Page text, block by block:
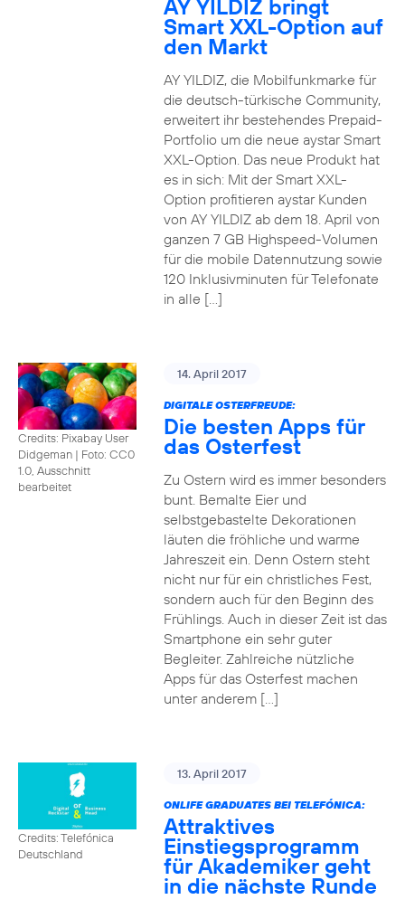
AY YILDIZ bringt
Smart XXL-Option auf
den Markt
AY YILDIZ, die Mobilfunkmarke für
die deutsch-türkische Community,
erweitert ihr bestehendes Prepaid-
Portfolio um die neue aystar Smart
XXL-Option. Das neue Produkt hat
es in sich: Mit der Smart XXL-
Option profitieren aystar Kunden
von AY YILDIZ ab dem 18. April von
ganzen 7 GB Highspeed-Volumen
für die mobile Datennutzung sowie
120 Inklusivminuten für Telefonate
in alle […]
Credits: Pixabay User
Didgeman | Foto: CC0
1.0, Ausschnitt
bearbeitet
14. April 2017
DIGITALE OSTERFREUDE:
Die besten Apps für
das Osterfest
Zu Ostern wird es immer besonders
bunt. Bemalte Eier und
selbstgebastelte Dekorationen
läuten die fröhliche und warme
Jahreszeit ein. Denn Ostern steht
nicht nur für ein christliches Fest,
sondern auch für den Beginn des
Frühlings. Auch in dieser Zeit ist das
Smartphone ein sehr guter
Begleiter. Zahlreiche nützliche
Apps für das Osterfest machen
unter anderem […]
Credits: Telefónica
Deutschland
13. April 2017
ONLIFE GRADUATES BEI TELEFÓNICA:
Attraktives
Einstiegsprogramm
für Akademiker geht
in die nächste Runde